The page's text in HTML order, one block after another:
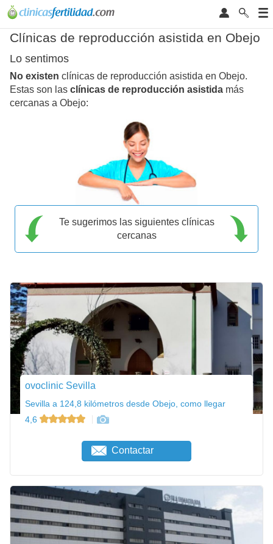
Clínicas de reproducción asistida en Obejo
Lo sentimos
No existen clínicas de reproducción asistida en Obejo.
Estas son las clínicas de reproducción asistida más
cercanas a Obejo:
Te sugerimos las siguientes clínicas
cercanas
ovoclinic Sevilla
Sevilla a 124,8 kilómetros desde Obejo, como llegar
4,6
Contactar